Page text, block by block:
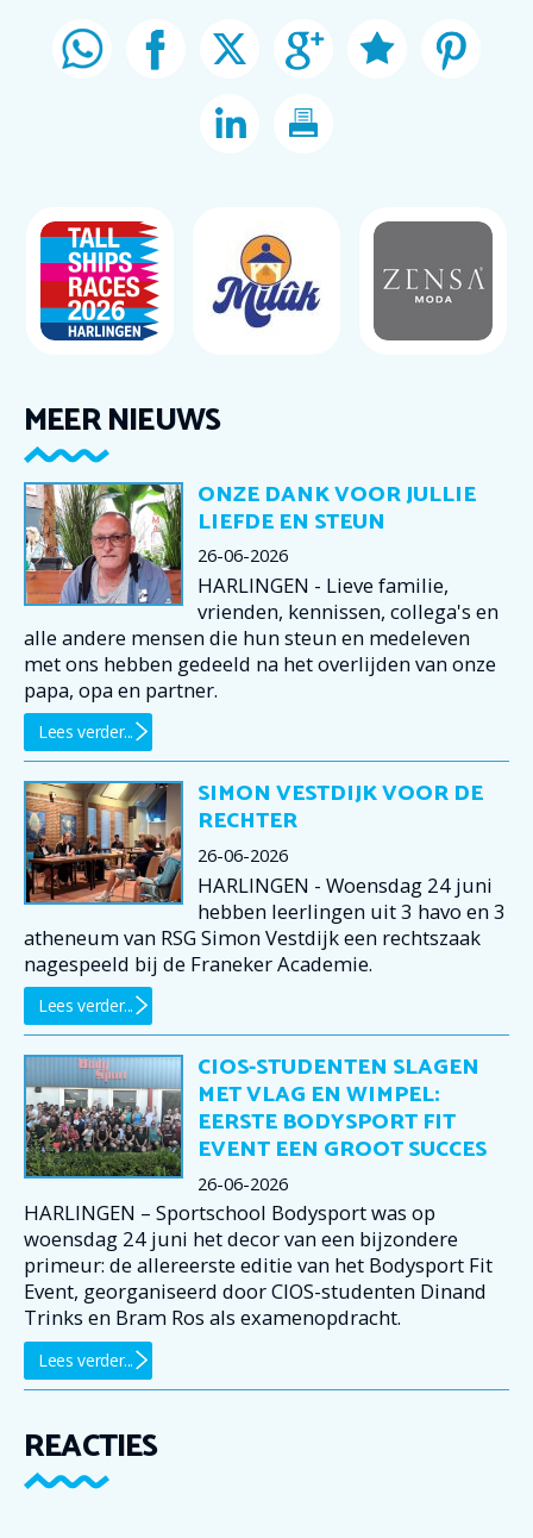
MEER NIEUWS
ONZE DANK VOOR JULLIE
LIEFDE EN STEUN
26-06-2026
HARLINGEN - Lieve familie,
vrienden, kennissen, collega's en
alle andere mensen die hun steun en medeleven
met ons hebben gedeeld na het overlijden van onze
papa, opa en partner.
Lees verder...
SIMON VESTDIJK VOOR DE
RECHTER
26-06-2026
HARLINGEN - Woensdag 24 juni
hebben leerlingen uit 3 havo en 3
atheneum van RSG Simon Vestdijk een rechtszaak
nagespeeld bij de Franeker Academie.
Lees verder...
CIOS-STUDENTEN SLAGEN
MET VLAG EN WIMPEL:
EERSTE BODYSPORT FIT
EVENT EEN GROOT SUCCES
26-06-2026
HARLINGEN – Sportschool Bodysport was op
woensdag 24 juni het decor van een bijzondere
primeur: de allereerste editie van het Bodysport Fit
Event, georganiseerd door CIOS-studenten Dinand
Trinks en Bram Ros als examenopdracht.
Lees verder...
REACTIES